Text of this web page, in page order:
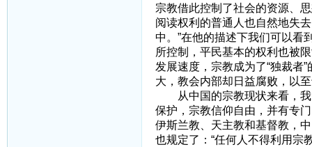
宗教借此控制了社会的资源、
阅读权利的普通人也自然地失
中。”在他的描述下我们可以看
所控制，平民基本的权利也被
发展速度，宗教成为了“独裁者
大，教会内部却日益腐败，以
从中国的宗教现状来看，我
保护，宗教信仰自由，并有专
伊斯兰教、天主教和基督教，
也规定了：“任何人不得利用宗